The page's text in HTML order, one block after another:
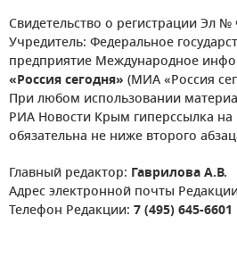
Свидетельство о регистрации Эл №
Учредитель: Федеральное
предприятие Международное
«Россия сегодня» (МИА «Россия
При любом использовании
РИА Новости Крым гиперссылка
обязательна не ниже второго
Главный редактор: Гаврилова А.В.
Адрес электронной почты
Телефон Редакции: 7 (495) 645-6601